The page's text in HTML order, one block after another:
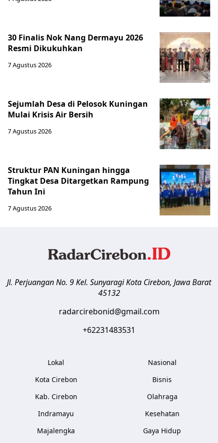
30 Finalis Nok Nang Dermayu 2026
Resmi Dikukuhkan
7 Agustus 2026
Sejumlah Desa di Pelosok Kuningan
Mulai Krisis Air Bersih
7 Agustus 2026
Struktur PAN Kuningan hingga
Tingkat Desa Ditargetkan Rampung
Tahun Ini
7 Agustus 2026
Jl. Perjuangan No. 9 Kel. SunyaragiKota Cirebon, Jawa Barat
45132
radarcirebonid@gmail.com
+62231483531
Lokal
Kota Cirebon
Kab. Cirebon
Indramayu
Majalengka
Nasional
Bisnis
Olahraga
Kesehatan
Gaya Hidup